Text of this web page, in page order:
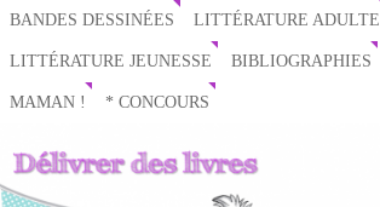
BANDES DESSINÉES LITTÉRATURE ADULTE
LITTÉRATURE JEUNESSE BIBLIOGRAPHIES
MAMAN ! * CONCOURS